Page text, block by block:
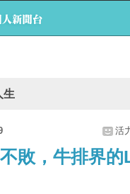
生
活
敗，牛排界的